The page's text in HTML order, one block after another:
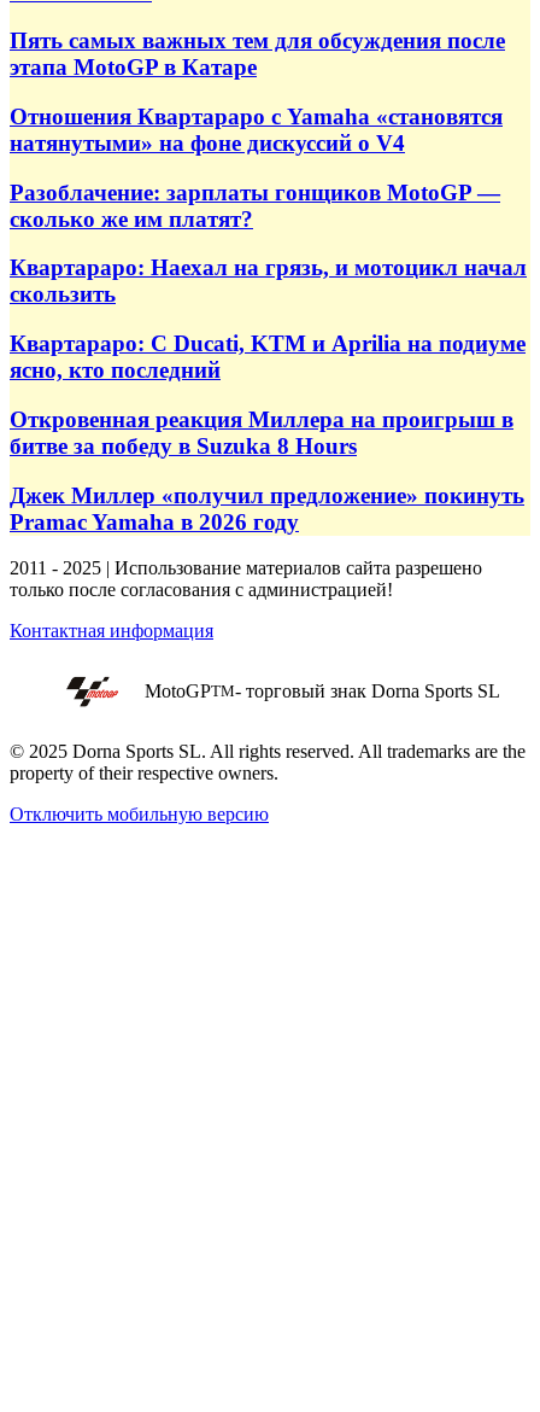
Пять самых важных тем для обсуждения после
этапа MotoGP в Катаре
Отношения Квартараро с Yamaha «становятся
натянутыми» на фоне дискуссий о V4
Разоблачение: зарплаты гонщиков MotoGP —
сколько же им платят?
Квартараро: Наехал на грязь, и мотоцикл начал
скользить
Квартараро: С Ducati, KTM и Aprilia на подиуме
ясно, кто последний
Откровенная реакция Миллера на проигрыш в
битве за победу в Suzuka 8 Hours
Джек Миллер «получил предложение» покинуть
Pramac Yamaha в 2026 году
2011 - 2025 | Использование материалов сайта разрешено
только после согласования с администрацией!
Контактная информация
MotoGPTM- торговый знак Dorna Sports SL
© 2025 Dorna Sports SL. All rights reserved. All trademarks are the
property of their respective owners.
Отключить мобильную версию